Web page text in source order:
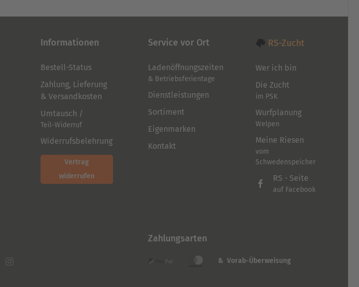
gewählt
werden
Informationen
Bestell-Status
Zahlung, Lieferung
& Versandkosten
Umtausch /
Teil-Widerruf
Widerrufsbelehrung
Vertrag
widerrufen
Service vor Ort
Ladenöffnungszeiten
& Betriebsferientage
Dienstleistungen
Sortiment
Eigenmarken
Kontakt
RS-Zucht
Wer ich bin
Die Zucht
im PSK
Wurfplanung
Welpen
Meine Riesen
vom
Schwedenspeicher
RS - Seite
auf Facebook
Zahlungsarten
& Vorab-Überweisung